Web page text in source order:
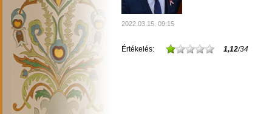
2022.03.15. 09:15
Értékelés: 1,12/34